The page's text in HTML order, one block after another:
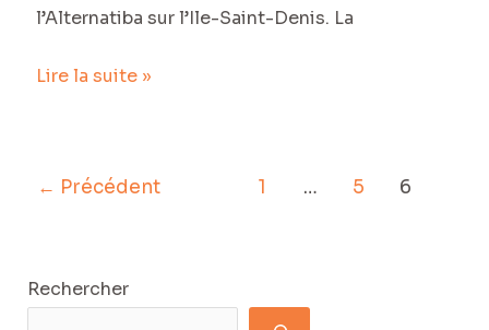
l’Alternatiba sur l’Ile-Saint-Denis. La
le
6
Lire la suite »
← Précédent 1 … 5 6
Rechercher